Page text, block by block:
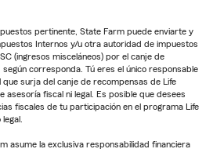
pertinente, State Farm puede enviarte y
Internos y/u otra autoridad de impuestos
(ingresos misceláneos) por el canje de
corresponda. Tú eres el único responsable
surja del canje de recompensas de Life
asesoría fiscal ni legal. Es posible que desees
fiscales de tu participación en el programa Life
asume la exclusiva responsabilidad financiera